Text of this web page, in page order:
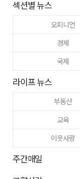
섹션별 뉴스
오피니언
경제
국제
라이프 뉴스
부동산
교육
이웃사랑
주간매일